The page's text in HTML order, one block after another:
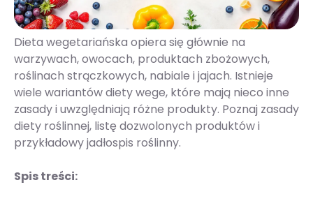
Dieta wegetariańska opiera się głównie na
warzywach, owocach, produktach zbożowych,
roślinach strączkowych, nabiale i jajach. Istnieje
wiele wariantów diety wege, które mają nieco inne
zasady i uwzględniają różne produkty. Poznaj zasady
diety roślinnej, listę dozwolonych produktów i
przykładowy jadłospis roślinny.
Spis treści: